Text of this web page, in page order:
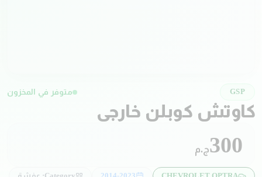
GSP متوفر في المخزون
كاوتش كوبلن خارجي
300ج.م